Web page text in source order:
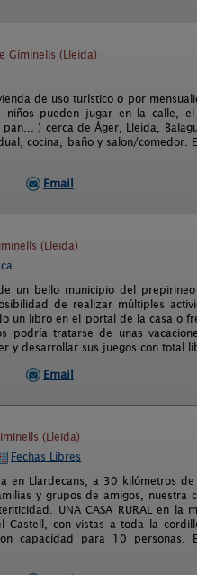
Giminells (Lleida)
de uso turístico o por
pueden jugar en la calle, el
) cerca de Áger, Lleida,
cocina, baño y salon/comedor.
Email
(Lleida)
un bello municipio del
de realizar múltiples
un libro en el portal de la casa o
podría tratarse de unas
y desarrollar sus juegos con total
Email
(Lleida)
Fechas Libres
en Llardecans, a 30 kilómetros
y grupos de amigos, nuestra
UNA CASA RURAL en la
con vistas a toda la
capacidad para 10 personas.